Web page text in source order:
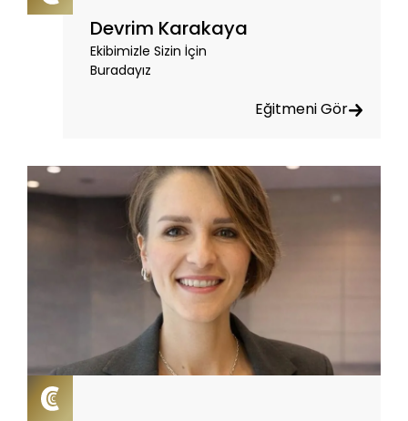
Devrim Karakaya
Ekibimizle Sizin İçin
Buradayız
Eğitmeni Gör